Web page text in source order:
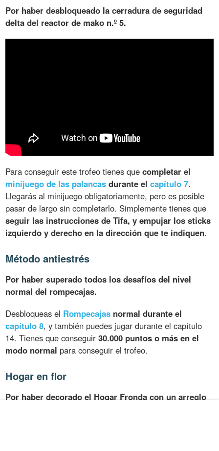
Por haber desbloqueado la cerradura de seguridad
delta del reactor de mako n.º 5.
Para conseguir este trofeo tienes quecompletar el
minijuego de las palancas durante elcapítulo 7.
Llegarás al minijuego obligatoriamente, pero es posible
pasar de largo sin completarlo. Simplemente tienes que
seguir las instrucciones de Tifa, y empujar los sticks
izquierdo y derecho en la dirección que te indiquen.
Método antiestrés
Por haber superado todos los desafíos del nivel
normal del rompecajas.
Desbloqueas el Rompecajas normal durante el
capítulo 8, y también puedes jugar durante el capítulo
14. Tienes que conseguir30.000 puntos o más en el
modo normal para conseguir el trofeo.
Hogar en flor
Por haber decorado el Hogar Fronda con un arreglo